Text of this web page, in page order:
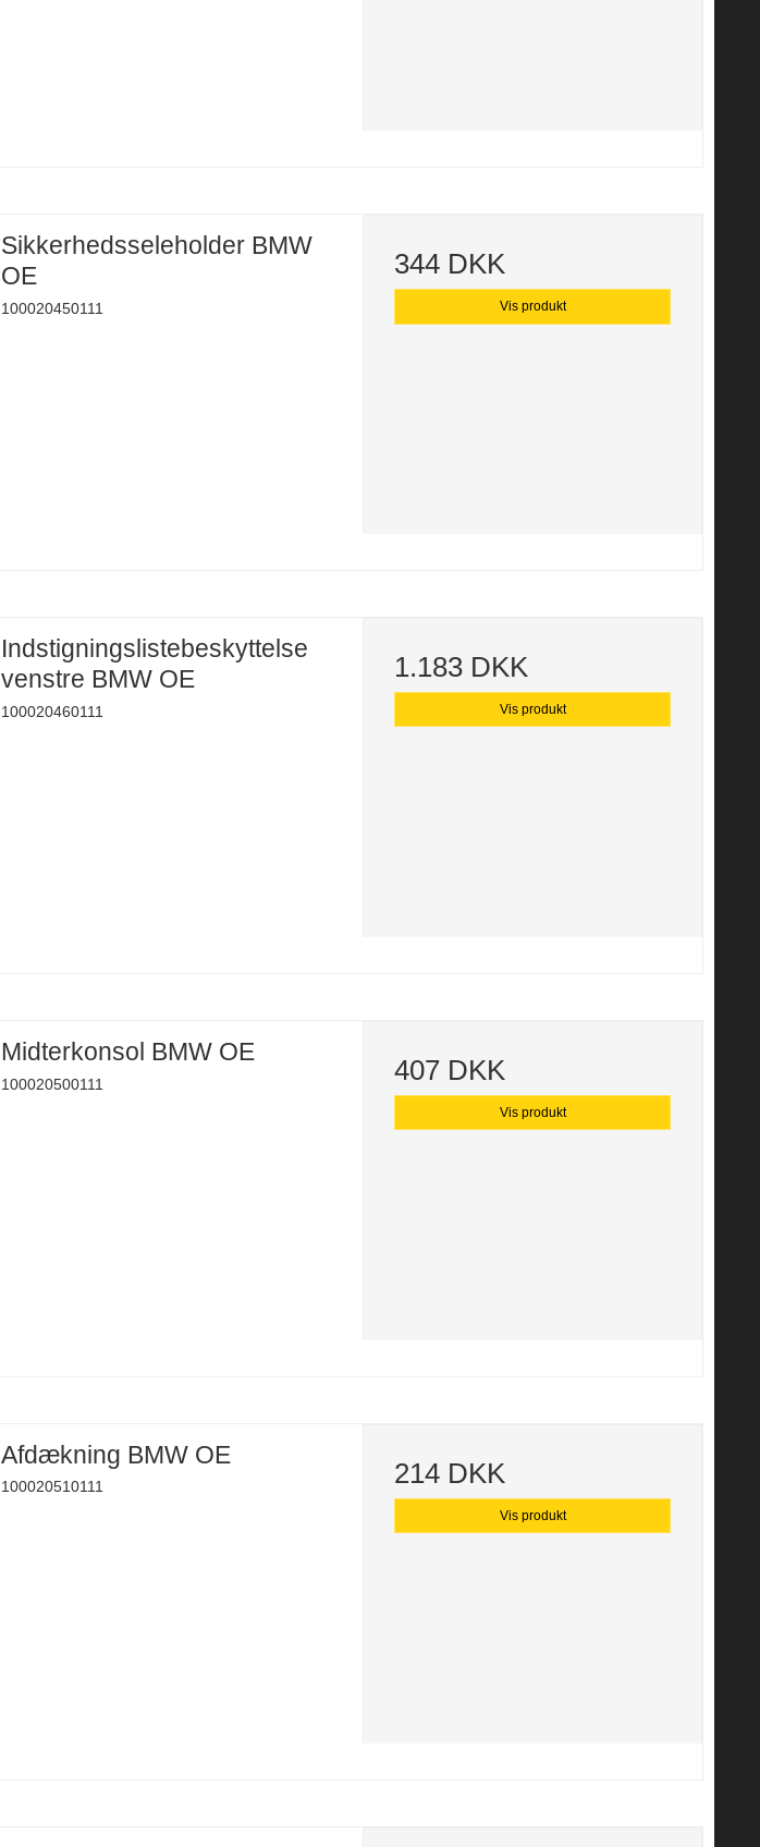
Sikkerhedsseleholder BMW
OE
100020450111
344 DKK
Vis produkt
Indstigningslistebeskyttelse
venstre BMW OE
100020460111
1.183 DKK
Vis produkt
Midterkonsol BMW OE
100020500111 407 DKK
Vis produkt
Afdækning BMW OE
100020510111 214 DKK
Vis produkt